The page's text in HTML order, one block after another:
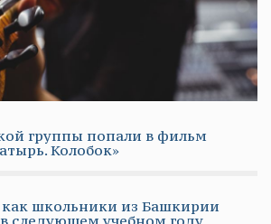
группы попали в фильм
Колобок»
как школьники из Башкирии
следующем учебном году